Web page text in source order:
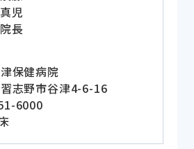
真児
院長
保健病院
志野市谷津4-6-16
6000